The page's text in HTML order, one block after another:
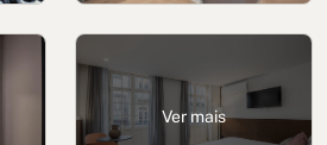
Canal de denúncias
para Porto
| Todos os direitos reservados
Ver mais